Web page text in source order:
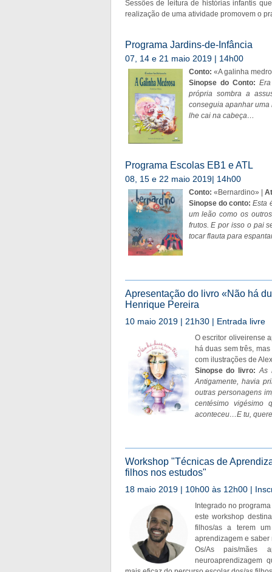
Sessões de leitura de histórias infantis
realização de uma atividade promovem o
Programa Jardins-de-Infância
07, 14 e 21 maio 2019 | 14h00
Conto: «A galinha
Sinopse do Conto:
própria sombra a
conseguia apanhar
lhe cai na cabeça…
Programa Escolas EB1 e ATL
08, 15 e 22 maio 2019| 14h00
Conto: «Bernardino» |
Sinopse do conto: Esta
um leão como os
frutos. E por isso o pai
tocar flauta para
Apresentação do livro «Não há
Henrique Pereira
10 maio 2019 | 21h30 | Entrada livre
O escritor oliveirense
há duas sem três,
com ilustrações de
Sinopse do livro: As
Antigamente, havia
outras personagens
centésimo
aconteceu…E tu,
Workshop "Técnicas de
filhos nos estudos"
18 maio 2019 | 10h00 às 12h00 |
Integrado no
este workshop
filhos/as a terem
aprendizagem e saber
Os/As pais/mães
neuroaprendizagem